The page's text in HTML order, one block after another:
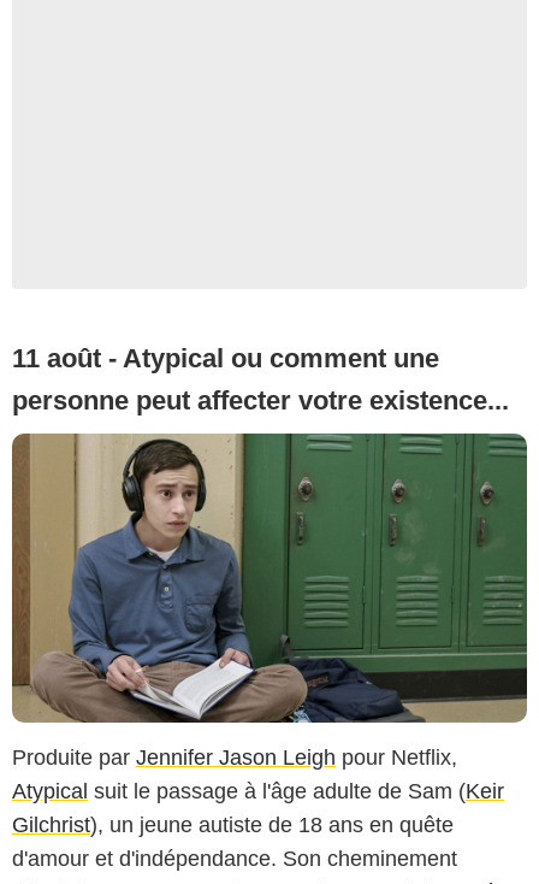
11 août - Atypical ou comment une
personne peut affecter votre existence...
Produite par Jennifer Jason Leigh pour Netflix,
Atypical suit le passage à l'âge adulte de Sam (Keir
Gilchrist), un jeune autiste de 18 ans en quête
d'amour et d'indépendance. Son cheminement